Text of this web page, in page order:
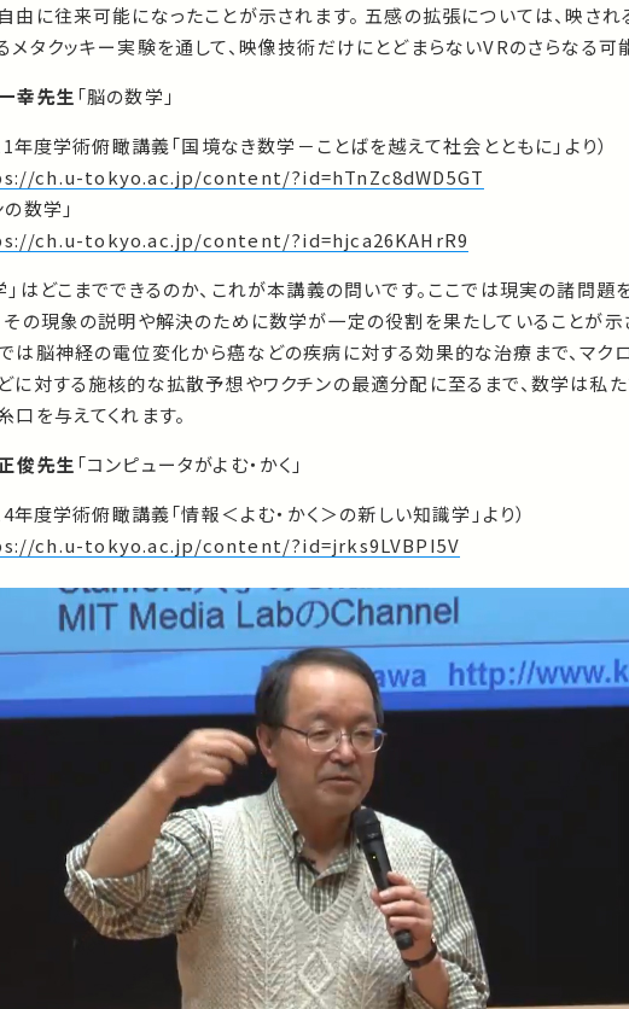
由に往来可能になったことが示されます。 五感の拡張については、映さ
メタクッキー実験を通して、映像技術だけにとどまらないVRのさらなる可
幸先生 「脳の数学」
年度学術俯瞰講義「国境なき数学－ことばを越えて社会とともに」より）
ch.u-tokyo.ac.jp/content/?id=hTnZc8dWD5GT
の数学」
ch.u-tokyo.ac.jp/content/?id=hjca26KAHrR9
」はどこまでできるのか、これが本講義の問いです。ここでは現実の諸問題
その現象の説明や解決のために数学が一定の役割を果たしていることが示
は脳神経の電位変化から癌などの疾病に対する効果的な治療まで、マク
に対する施核的な拡散予想やワクチンの最適分配に至るまで、数学は私
口を与えてくれます。
俊先生 「コンピュータがよむ・かく」
年度学術俯瞰講義「情報＜よむ・かく＞の新しい知識学」より）
ch.u-tokyo.ac.jp/content/?id=jrks9LVBPI5V